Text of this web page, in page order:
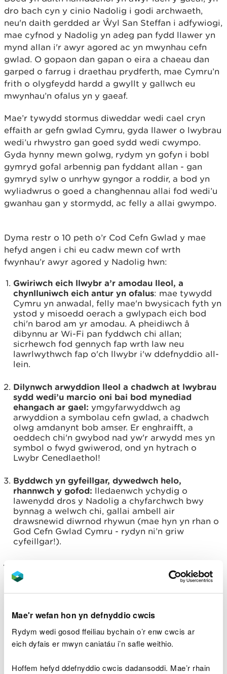
Mae'r wefan hon yn defnyddio cwcis
Rydym wedi gosod ffeiliau bychain o’r enw cwcis ar
eich dyfais er mwyn caniatáu i’n safle weithio.
Hoffem hefyd ddefnyddio cwcis dadansoddi. Mae’r rhain
dro bach cyn y cinio Nadolig i godi archwaeth,
neu'n daith gerdded ar Ŵyl San Steffan i adfywiogi,
mae cyfnod y Nadolig yn adeg pan fydd llawer yn
mynd allan i'r awyr agored ac yn mwynhau cefn
gwlad. O gopaon dan gapan o eira a chaeau dan
garped o farrug i draethau prydferth, mae Cymru’n
frith o olygfeydd hardd a gwyllt y gallwch eu
mwynhau’n ofalus yn y gaeaf.
Mae’r tywydd stormus diweddar wedi cael cryn
effaith ar gefn gwlad Cymru, gyda llawer o lwybrau
wedi’u rhwystro gan goed sydd wedi cwympo.
Gyda hynny mewn golwg, rydym yn gofyn i bobl
gymryd gofal arbennig pan fyddant allan - gan
gymryd sylw o unrhyw gyngor a roddir, a bod yn
wyliadwrus o goed a changhennau allai fod wedi’u
gwanhau gan y stormydd, ac felly a allai gwympo.
Dyma restr o 10 peth o’r Cod Cefn Gwlad y mae
hefyd angen i chi eu cadw mewn cof wrth
fwynhau’r awyr agored y Nadolig hwn:
Gwiriwch eich llwybr a’r amodau lleol, a
chynlluniwch eich antur yn ofalus: mae tywydd
Cymru yn anwadal, felly mae'n bwysicach fyth yn
ystod y misoedd oerach a gwlypach eich bod
chi'n barod am yr amodau. A pheidiwch â
dibynnu ar Wi-Fi pan fyddwch chi allan;
sicrhewch fod gennych fap wrth law neu
lawrlwythwch fap o'ch llwybr i'w ddefnyddio all-
lein.
Dilynwch arwyddion lleol a chadwch at lwybrau
sydd wedi’u marcio oni bai bod mynediad
ehangach ar gael: ymgyfarwyddwch ag
arwyddion a symbolau cefn gwlad, a chadwch
olwg amdanynt bob amser. Er enghraifft, a
oeddech chi'n gwybod nad yw'r arwydd mes yn
symbol o fwyd gwiwerod, ond yn hytrach o
Lwybr Cenedlaethol!
Byddwch yn gyfeillgar, dywedwch helo,
rhannwch y gofod: lledaenwch ychydig o
lawenydd dros y Nadolig a chyfarchwch bwy
bynnag a welwch chi, gallai ambell air
drawsnewid diwrnod rhywun (mae hyn yn rhan o
God Cefn Gwlad Cymru - rydyn ni’n griw
cyfeillgar!).
gwlad, yn gweithio ynddo ac yn ei fwynhau:
parchwch bawb a phopeth y dewch ar ei draws
yng nghefn gwlad, yn enwedig y ffermwyr sy’n
Ddydd Nadolig.
Gofalwch am fyd natur - peidiwch ag achosi
difrod nac aflonyddwch: gadewch greigiau,
pheidiwch â tharfu ar fywyd gwyllt; mae hynny'n